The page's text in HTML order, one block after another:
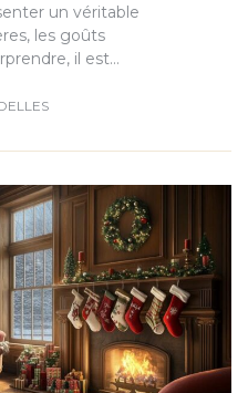
un véritable
les goûts
il est…